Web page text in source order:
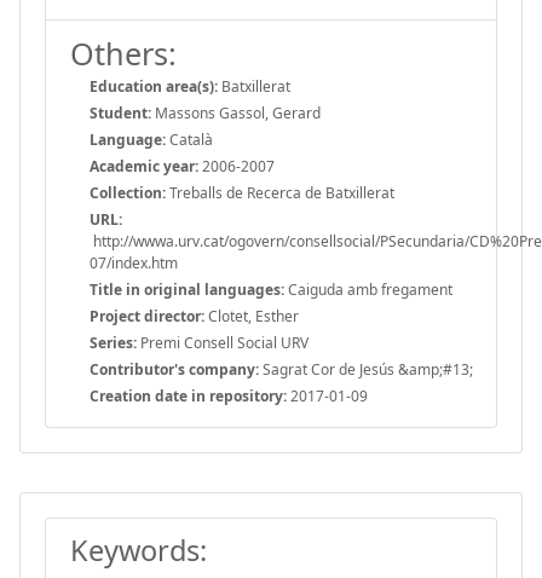
Others:
Education area(s): Batxillerat
Student: Massons Gassol, Gerard
Language:Català
Academic year:2006-2007
Collection:Treballs de Recerca de Batxillerat
URL:
http://wwwa.urv.cat/ogovern/consellsocial/PSecundaria/
07/index.htm
Title in original languages:Caiguda amb fregament
Project director:Clotet, Esther
Series: Premi Consell Social URV
Contributor's company:Sagrat Cor de Jesús &amp;#13;
Creation date in repository:2017-01-09
Keywords: